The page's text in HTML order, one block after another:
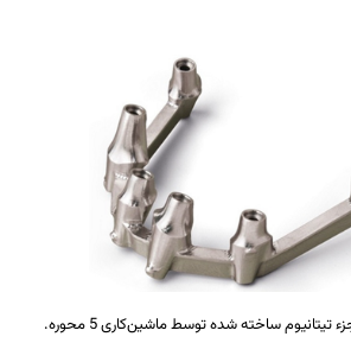
ساخته شده توسط ماشین‌کاری 5 محوره.